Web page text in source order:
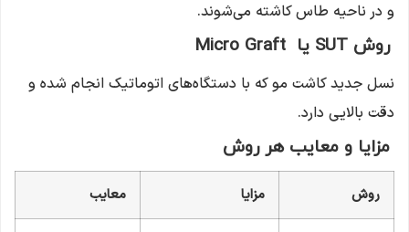
و در ناحیه طاس کاشته می‌شوند.
روش SUT یا Micro Graft
نسل جدید کاشت مو که با دستگاه‌های اتوماتیک انجام شده و
دقت بالایی دارد.
مزایا و معایب هر روش
روش مزایا معایب